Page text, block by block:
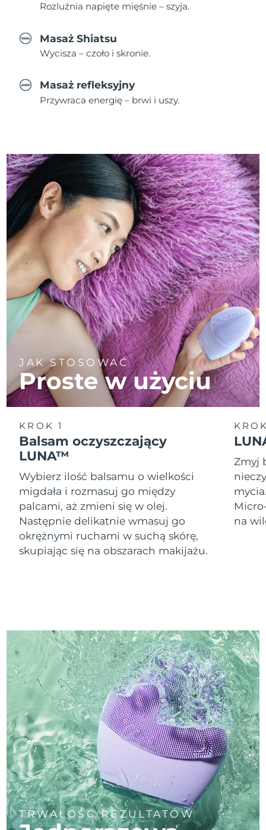
Rozluźnia napięte mięśnie – szyja.
Masaż Shiatsu
Wycisza – czoło i skronie.
Masaż refleksyjny
Przywraca energię – brwi i uszy.
JAK STOSOWAĆ
Proste w użyciu
KROK 1
Balsam oczyszczający
LUNA™
Wybierz ilość balsamu o wielkości
migdała i rozmasuj go między
palcami, aż zmieni się w olej.
Następnie delikatnie wmasuj go
okrężnymi ruchami w suchą skórę,
skupiając się na obszarach makijażu.
Zmyj
na
TRWAŁOŚĆ REZULTATÓW